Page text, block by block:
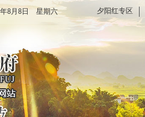
夕阳红专区
年8月8日 星期六